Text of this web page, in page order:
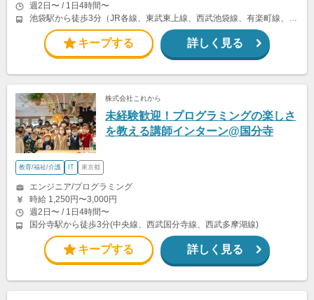
週2日〜 / 1日4時間〜
池袋駅から徒歩3分（JR各線、東武東上線、西武池袋線、有楽町線、丸ノ内線、副都心線 他） 東池袋駅から徒歩4分（有楽町線） ◎駅3分の好立地！キレイで新しい21階建て高層ビルです。
キープする 詳しく見る
株式会社これから
未経験歓迎！プログラミングの楽しさ
を教える講師インターン@国分寺
教育/福祉/介護 IT 東京都
エンジニア/プログラミング
時給 1,250円〜3,000円
週2日〜 / 1日4時間〜
国分寺駅から徒歩3分(中央線、西武国分寺線、西武多摩湖線)
キープする 詳しく見る